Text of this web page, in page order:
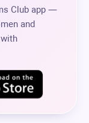
Club app —
and